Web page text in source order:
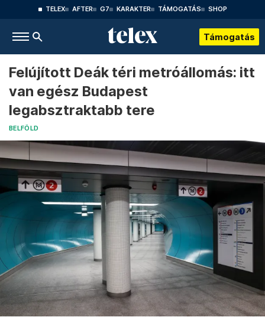
TELEX AFTER G7 KARAKTER TÁMOGATÁS SHOP
Támogatás
Felújított Deák téri metróállomás: itt
van egész Budapest
legabsztraktabb tere
BELFÖLD